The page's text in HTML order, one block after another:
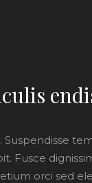
Suspendisse
Fusce
orci sed